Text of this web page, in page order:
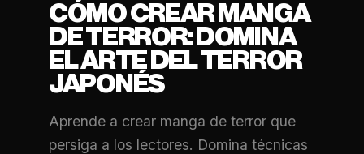
CÓMO CREAR MANGA
DE TERROR: DOMINA
EL ARTE DEL TERROR
JAPONÉS
Aprende a crear manga de terror que
persiga a los lectores. Domina técnicas